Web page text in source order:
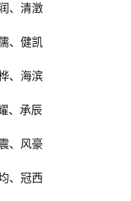
、清澂
、健凯
、海滨
、承辰
、风豪
、冠西